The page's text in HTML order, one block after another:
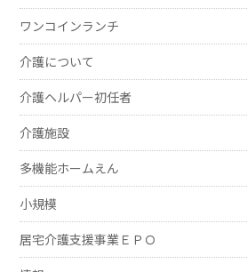
ワンコインランチ
介護について
介護ヘルパー初任者
介護施設
多機能ホームえん
小規模
居宅介護支援事業ＥＰＯ